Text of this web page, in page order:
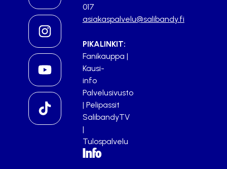
017
asiakaspalvelu@salibandy.fi
PIKALINKIT:
Fanikauppa |
Kausi-
info
Palvelusivusto
| Pelipassit
SalibandyTV
|
Tulospalvelu
Info